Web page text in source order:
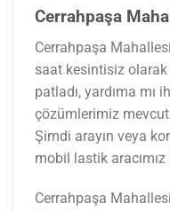
Cerrahpaşa
Cerrahpaşa
saat kesintisiz
patladı, yardıma mı
çözümlerimiz
Şimdi arayın veya
mobil lastik aracımız
Cerrahpaşa